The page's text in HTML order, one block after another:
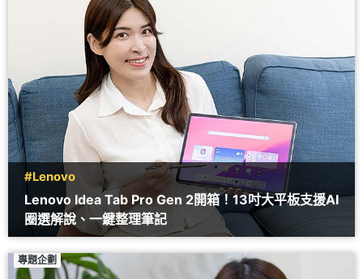
#Lenovo
Lenovo Idea Tab Pro Gen 2開箱！13吋大平板支援AI
圈選解說、一鍵整理筆記
專題企劃